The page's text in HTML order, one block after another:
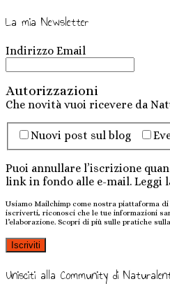
La mia Newsletter
Indirizzo Email
Autorizzazioni
Che novità vuoi ricevere da
Nuovi post sul blog
Puoi annullare l’iscrizione
link in fondo alle e-mail. Leggi
Usiamo Mailchimp come nostra piattaforma
iscriverti, riconosci che le tue informazioni
l’elaborazione. Scopri di più sulle pratiche sulla
Unisciti alla Community di